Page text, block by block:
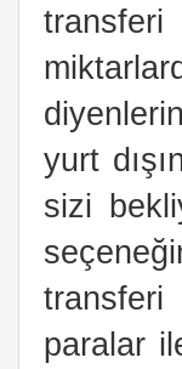
yurt
sizi
transferi
paralar